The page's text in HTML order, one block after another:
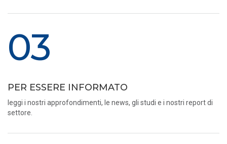
03
PER ESSERE INFORMATO
leggi i nostri approfondimenti, le news, gli studi e i nostri report di
settore.